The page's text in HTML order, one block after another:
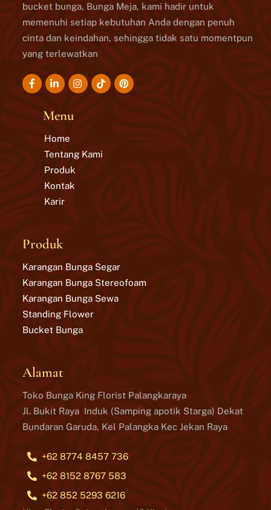
bucket bunga, Bunga Meja, kami hadir untuk
memenuhi setiap kebutuhan Anda dengan penuh
cinta dan keindahan, sehingga tidak satu momentpun
yang terlewatkan
Icon Icon Icon Icon
Menu
Home
Tentang Kami
Produk
Kontak
Karir
Produk
Karangan Bunga Segar
Karangan Bunga Stereofoam
Karangan Bunga Sewa
Standing Flower
Bucket Bunga
Alamat
Toko Bunga King Florist Palangkaraya
Jl. Bukit Raya Induk (Samping apotik Starga) Dekat
Bundaran Garuda, Kel Palangka Kec Jekan Raya
+62 8774 8457 736
+62 8152 8767 583
+62 852 5293 6216